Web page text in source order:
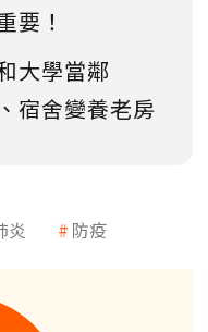
要！
大學當鄰
宿舍變養老房
炎 防疫